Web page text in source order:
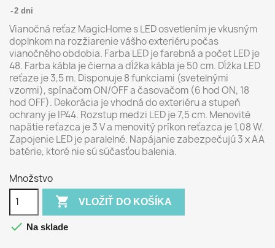
2 dni
Vianočná reťaz MagicHome s LED osvetlením je vkusným
doplnkom na rozžiarenie vášho exteriéru počas
vianočného obdobia. Farba LED je farebná a počet LED je
48. Farba kábla je čierna a dĺžka kábla je 50 cm. Dĺžka LED
reťaze je 3,5 m. Disponuje 8 funkciami (svetelnými
vzormi), spínačom ON/OFF a časovačom (6 hod ON, 18
hod OFF). Dekorácia je vhodná do exteriéru a stupeň
ochrany je IP44. Rozstup medzi LED je 7,5 cm. Menovité
napätie reťazca je 3 V a menovitý príkon reťazca je 1,08 W.
Zapojenie LED je paralelné. Napájanie zabezpečujú 3 x AA
batérie, ktoré nie sú súčasťou balenia.
Množstvo
 VLOŽIŤ DO KOŠÍKA
 Na sklade